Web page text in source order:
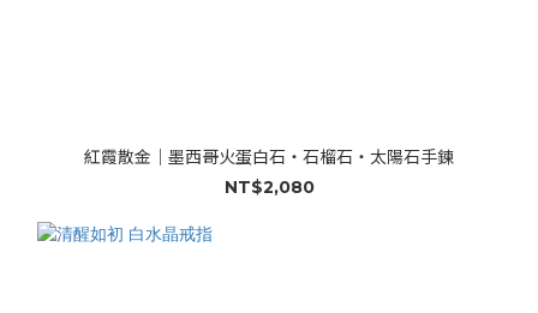
紅霞散金｜墨西哥火蛋白石・石榴石・太陽石手鍊
NT$2,080